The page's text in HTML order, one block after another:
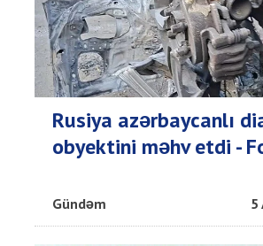
Rusiya azərbaycanlı
obyektini məhv etdi -
Gündəm 5